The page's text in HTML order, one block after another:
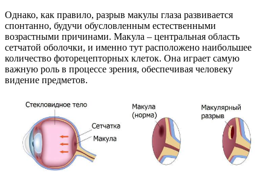
Однако, как правило, разрыв макулы глаза развивается
спонтанно, будучи обусловленным естественными
возрастными причинами. Макула – центральная область
сетчатой оболочки, и именно тут расположено наибольшее
количество фоторецепторных клеток. Она играет самую
важную роль в процессе зрения, обеспечивая человеку
видение предметов.